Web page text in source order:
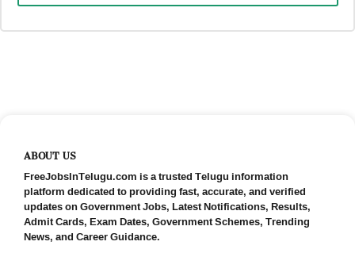
ABOUT US
FreeJobsInTelugu.com is a trusted Telugu information
platform dedicated to providing fast, accurate, and verified
updates on Government Jobs, Latest Notifications, Results,
Admit Cards, Exam Dates, Government Schemes, Trending
News, and Career Guidance.